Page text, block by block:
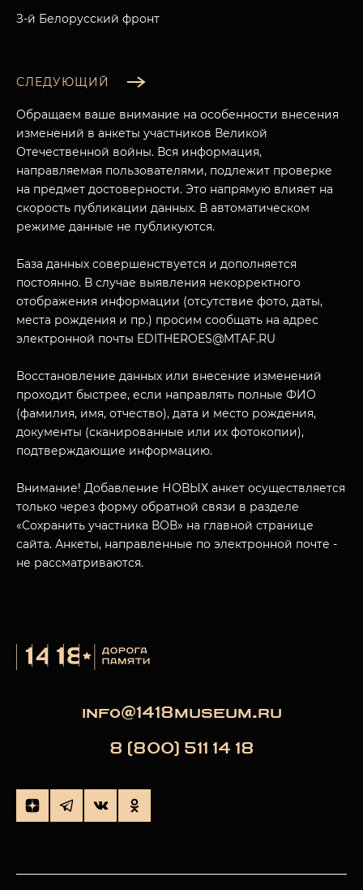
МУЗЕЙНЫЙ КОМПЛЕКС
ПОСЕТИТЕЛЯМ
О НАС
НАЗАД
З-й Белорусский фронт
СЛЕДУЮЩИЙ
Обращаем ваше внимание на особенности внесения
изменений в анкеты участников Великой
Отечественной войны. Вся информация,
направляемая пользователями, подлежит проверке
на предмет достоверности. Это напрямую влияет на
скорость публикации данных. В автоматическом
режиме данные не публикуются.
База данных совершенствуется и дополняется
постоянно. В случае выявления некорректного
отображения информации (отсутствие фото, даты,
места рождения и пр.) просим сообщать на адрес
электронной почты EDITHEROES@MTAF.RU
Восстановление данных или внесение изменений
проходит быстрее, если направлять полные ФИО
(фамилия, имя, отчество), дата и место рождения,
документы (сканированные или их фотокопии),
подтверждающие информацию.
Внимание! Добавление НОВЫХ анкет осуществляется
только через форму обратной связи в разделе
«Сохранить участника ВОВ» на главной странице
сайта. Анкеты, направленные по электронной почте -
не рассматриваются.
info@1418museum.ru
8 (800) 511 14 18